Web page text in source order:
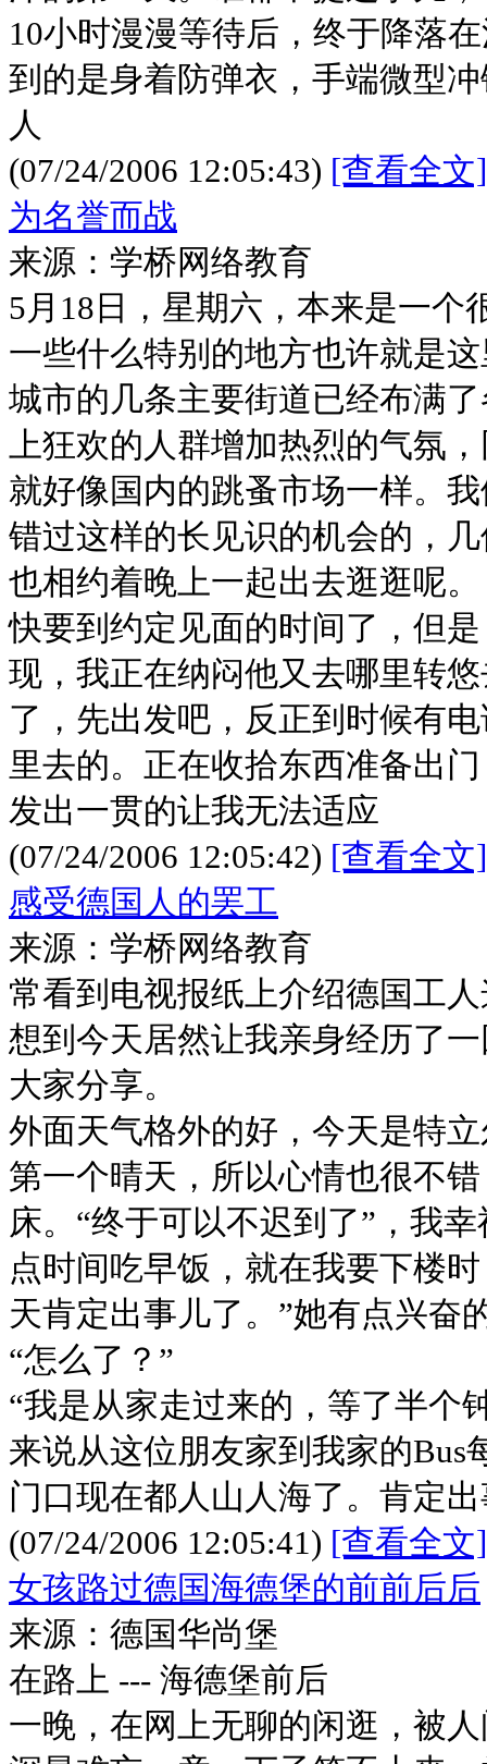
10小时漫漫等待后，终于降落
到的是身着防弹衣，手端微型
人
(07/24/2006 12:05:43) [查看全文]
为名誉而战
来源：学桥网络教育
5月18日，星期六，本来是一个
一些什么特别的地方也许就是
城市的几条主要街道已经布满
上狂欢的人群增加热烈的气氛
就好像国内的跳蚤市场一样。
错过这样的长见识的机会的，
也相约着晚上一起出去逛逛呢。
快要到约定见面的时间了，但
现，我正在纳闷他又去哪里转
了，先出发吧，反正到时候有
里去的。正在收拾东西准备出
发出一贯的让我无法适应
(07/24/2006 12:05:42) [查看全文]
感受德国人的罢工
来源：学桥网络教育
常看到电视报纸上介绍德国工
想到今天居然让我亲身经历了
大家分享。
外面天气格外的好，今天是特
第一个晴天，所以心情也很不
床。“终于可以不迟到了”，我
点时间吃早饭，就在我要下楼
天肯定出事儿了。”她有点兴奋
“怎么了？”
“我是从家走过来的，等了半个
来说从这位朋友家到我家的Bus
门口现在都人山人海了。肯定
(07/24/2006 12:05:41) [查看全文]
女孩路过德国海德堡的前前后后
来源：德国华尚堡
在路上 --- 海德堡前后
一晚，在网上无聊的闲逛，被